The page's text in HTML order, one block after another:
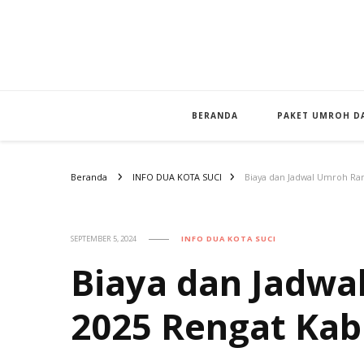
BERANDA PAKET UMROH
Beranda INFO DUA KOTA SUCI Biaya dan Jadwal Umroh
SEPTEMBER 5, 2024 INFO DUA KOTA SUCI
Biaya dan
2025 Rengat